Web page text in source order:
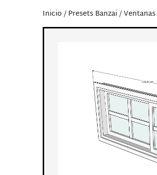
Inicio/Presets Banzai/Ventanas